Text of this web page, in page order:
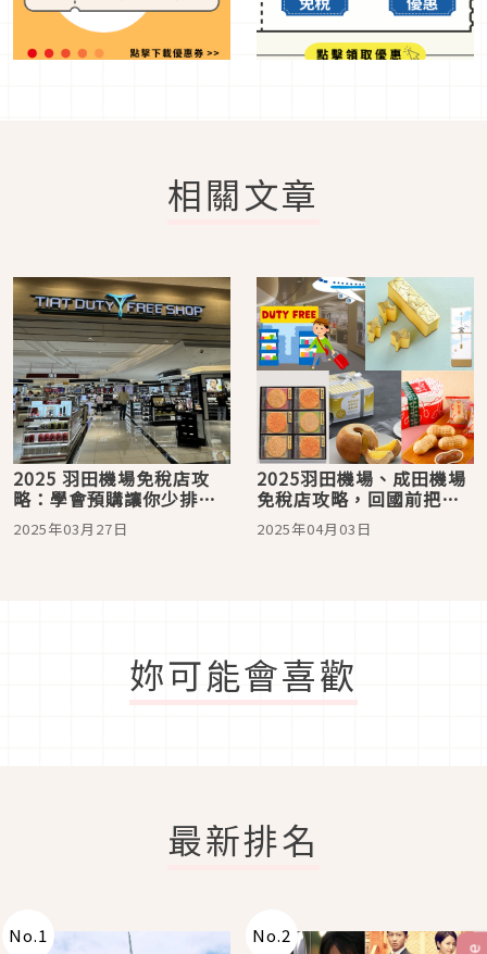
相關文章
2025 羽田機場免稅店攻
略：學會預購讓你少排隊
又省錢！櫻花季訪日必看
2025年03月27日
2025羽田機場、成田機場
免稅店攻略，回國前把握
最後機會逛街購物吃美
食，機場買齊伴手禮
2025年04月03日
妳可能會喜歡
最新排名
No.1 No.2